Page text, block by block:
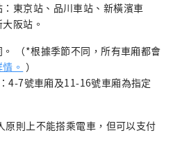
東京站、品川車站、新橫濱車
阪站。
（*根據季節不同，所有車廂都會
。 ）
4-7號車廂及11-16號車廂為指定
原則上不能搭乘電車，但可以支付